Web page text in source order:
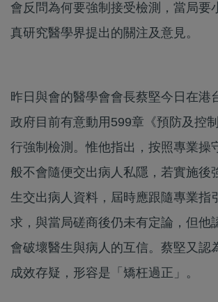
會反問為何要強制接受檢測，當局要
真研究醫學界提出的關注及意見。
昨日與會的醫學會會長蔡堅今日在港
政府目前有意動用599章《預防及控
行強制檢測。惟他指出，按照專業操
般不會隨便交出病人私隱，若實施後
生交出病人資料，屆時應跟隨專業指
求，與當局磋商後仍未有定論，但他
會破壞醫生與病人的互信。蔡堅又認
成效存疑，形容是「矯枉過正」。